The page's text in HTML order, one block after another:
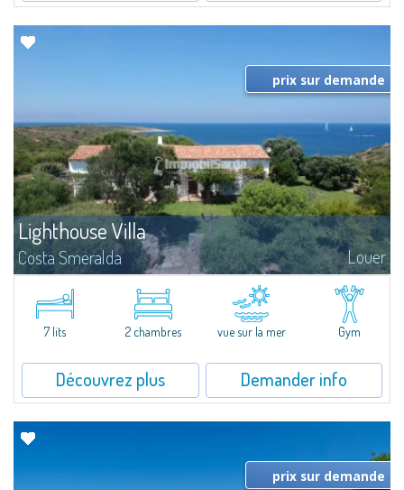
Lighthouse Villa
Costa Smeralda Louer
​Stazzu – maison de berger – typique de la Gallura, rénové avec goût, situé à
deux pas des plages de Cala del Faro et Cala Granu, à quelques minutes en
voiture de la Marina et du centre de Porto Cervo, Liscia...
prix sur demande
7 lits 2 chambres vue sur la mer Gym
Découvrez plus Demander info
prix sur demande